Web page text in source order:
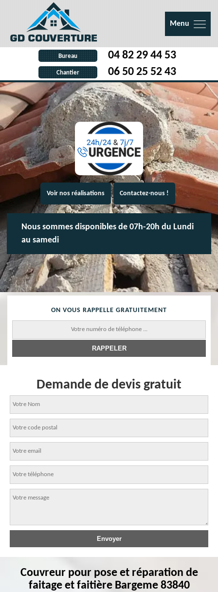
Menu
Bureau 04 82 29 44 53
Chantier 06 50 25 52 43
Voir nos réalisations Contactez-nous !
Nous sommes disponibles de 07h-20h du Lundi
au samedi
ON VOUS RAPPELLE GRATUITEMENT
Demande de devis gratuit
Couvreur pour pose et réparation de
faitage et faitière Bargeme 83840